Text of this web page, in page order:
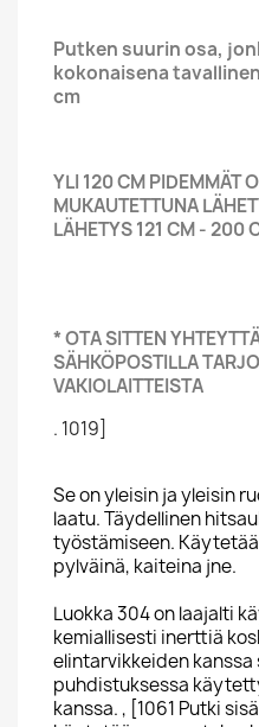
Putken suurin osa,
kokonaisena
cm
YLI 120 CM PIDEMMÄT
MUKAUTETTUNA
LÄHETYS 121 CM - 200
* OTA SITTEN
SÄHKÖPOSTILLA
VAKIOLAITTEISTA
. 1019]
Se on yleisin ja yleisin
laatu. Täydellinen
työstämiseen.
pylväinä, kaiteina jne.
Luokka 304 on laajalti
kemiallisesti inerttiä
elintarvikkeiden kanssa
puhdistuksessa
kanssa. , [1061 Putki